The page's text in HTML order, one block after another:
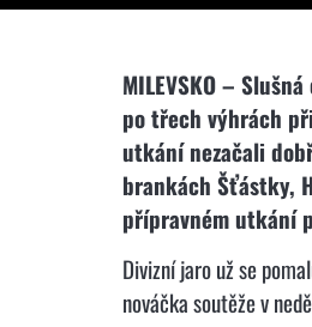
MILEVSKO –
po třech výhrách
utkání nezačali
brankách Šťástky,
přípravném utkání
Divizní jaro už se
nováčka soutěže v